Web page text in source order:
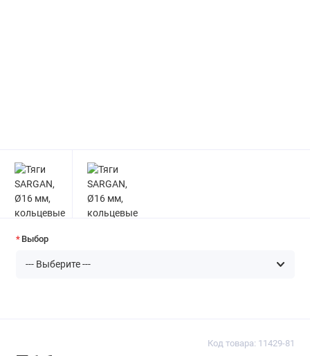
Код товара: 11429-81
Выбор